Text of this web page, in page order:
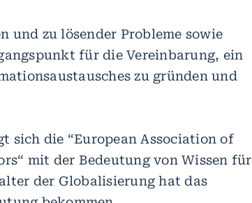
zu lösender Probleme sowie
für die Vereinbarung, ein
zu gründen und
sich die “European Association of
mit der Bedeutung von Wissen für
der Globalisierung hat das